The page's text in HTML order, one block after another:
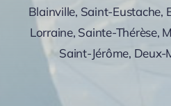
Blainville, Saint-Eustache,
Lorraine, Sainte-Thérèse,
Saint-Jérôme, Deux-